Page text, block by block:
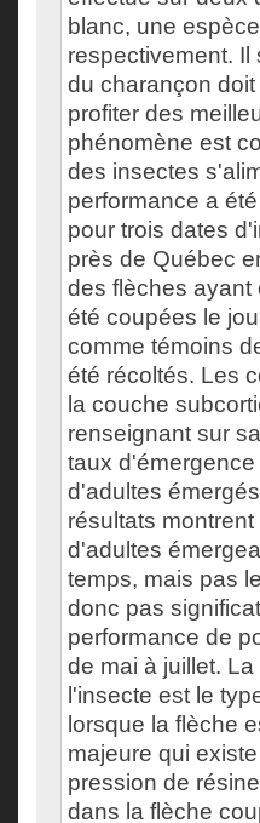
blanc, une
respectivement. Il
du charançon
profiter des
phénomène est
des insectes
performance a
pour trois dates
près de Québec
des flèches ayant
été coupées le
comme témoins
été récoltés. Les
la couche
renseignant sur
taux
d'adultes
résultats
d'adultes
temps, mais pas
donc pas
performance de
de mai à juillet.
l'insecte est le
lorsque la flèche
majeure qui
pression de
dans la flèche